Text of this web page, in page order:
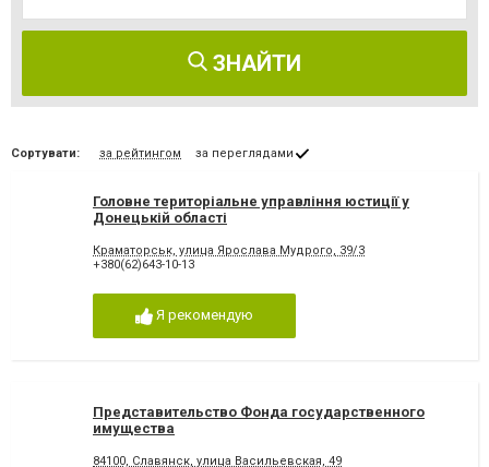
ЗНАЙТИ
Сортувати: за рейтингом за переглядами
Головне територіальне управління юстиції у
Донецькій області
Краматорськ, улица Ярослава Мудрого, 39/3
+380(62)643-10-13
Я рекомендую
Представительство Фонда государственного
имущества
84100, Славянск, улица Васильевская, 49